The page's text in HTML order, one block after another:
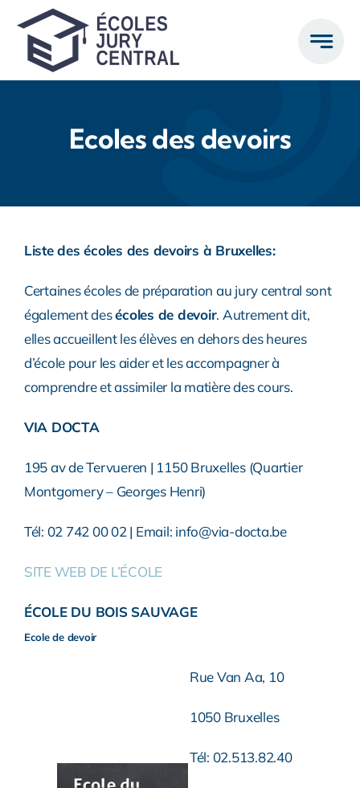
Passer
contenu
Ecoles des devoirs
Liste des écoles des devoirs à Bruxelles:
Certaines écoles de préparation au jury central sont
également desécoles de devoir. Autrement dit,
elles accueillent les élèves en dehors des heures
d’école pour les aider et les accompagner à
comprendre et assimiler la matière des cours.
VIA DOCTA
195 av de Tervueren | 1150 Bruxelles (Quartier
Montgomery – Georges Henri)
Tél: 02 742 00 02 | Email: info@via-docta.be
SITE WEB DE L’ÉCOLE
ÉCOLE DU BOIS SAUVAGE
Ecole de devoir
Rue Van Aa, 10
1050 Bruxelles
Tél: 02.513.82.40